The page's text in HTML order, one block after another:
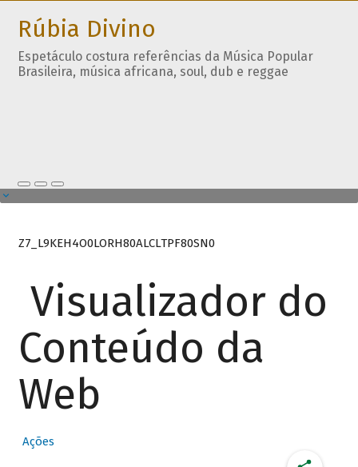
Rúbia Divino
Espetáculo costura referências da Música Popular
Brasileira, música africana, soul, dub e reggae
Z7_L9KEH4O0LORH80ALCLTPF80SN0
Visualizador do
Conteúdo da
Web
Ações